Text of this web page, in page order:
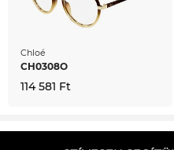
Chloé
CH0308O
114 581 Ft